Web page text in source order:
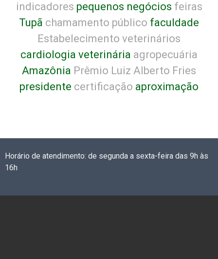
indicadores pequenos negócios feiras
Tupã chamamento público faculdade
Estabelecimento veterinários
cardiologia veterinária agropecuária
Amazônia Prêmio Luiz Alberto Fries
presidente certificação aproximação
Horário de atendimento: de segunda a sexta-feira das 9h às
16h